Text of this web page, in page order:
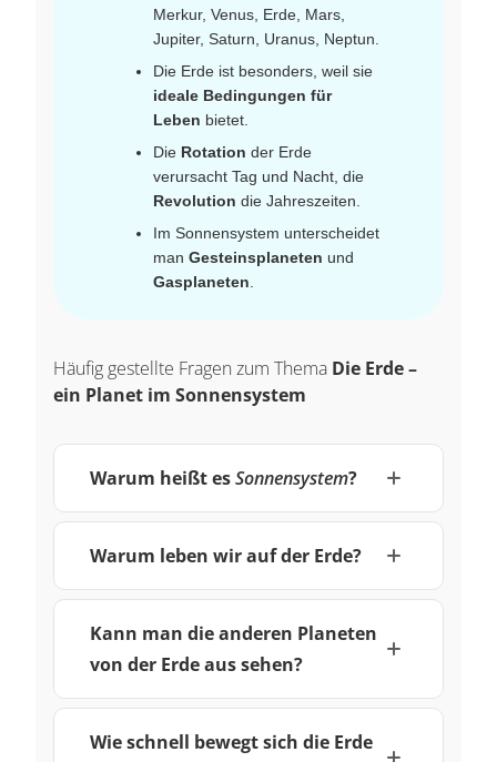
Merkur, Venus, Erde, Mars,
Jupiter, Saturn, Uranus, Neptun.
Die Erde ist besonders, weil sie
ideale Bedingungen für
Leben bietet.
Die Rotation der Erde
verursacht Tag und Nacht, die
Revolution die Jahreszeiten.
Im Sonnensystem unterscheidet
man Gesteinsplaneten und
Gasplaneten
Häufig gestellte Fragen zum Thema Die Erde –
ein Planet im Sonnensystem
Warum heißt esSonnensystem?
Warum leben wir auf der Erde?
Kann man die anderen Planeten
von der Erde aus sehen?
Wie schnell bewegt sich die Erde